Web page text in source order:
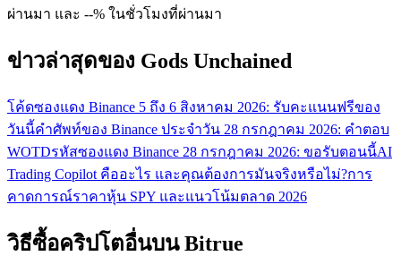
ผ่านมา และ --% ในชั่วโมงที่ผ่านมา
ข่าวล่าสุดของ Gods Unchained
โค้ดซองแดง Binance 5 ถึง 6 สิงหาคม 2026: รับคะแนนฟรีของ
วันนี้คำศัพท์ของ Binance ประจำวัน 28 กรกฎาคม 2026: คำตอบ
WOTDรหัสซองแดง Binance 28 กรกฎาคม 2026: ขอรับตอนนี้AI
Trading Copilot คืออะไร และคุณต้องการมันจริงหรือไม่?การ
คาดการณ์ราคาหุ้น SPY และแนวโน้มตลาด 2026
วิธีซื้อคริปโตอื่นบน Bitrue